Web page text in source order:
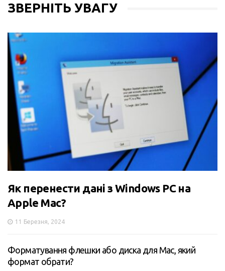
ЗВЕРНІТЬ УВАГУ
Як перенести дані з Windows PC на
Apple Mac?
11 Березня, 2024
Форматування флешки або диска для Mac, який
формат обрати?